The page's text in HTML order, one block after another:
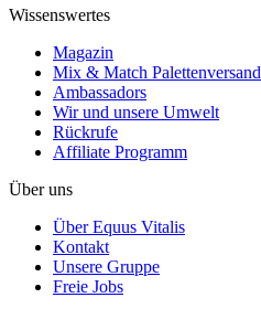
Wissenswertes
Magazin
Mix & Match Palettenversand
Ambassadors
Wir und unsere Umwelt
Rückrufe
Affiliate Programm
Über uns
Über Equus Vitalis
Kontakt
Unsere Gruppe
Freie Jobs